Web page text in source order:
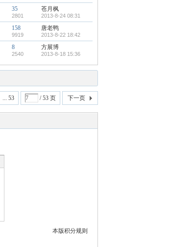
35
2801
苍月枫
2013-8-24 08:31
158
9919
唐老鸭
2013-8-22 18:42
8
2540
方展博
2013-8-18 15:36
... 53 / 53 页 下一页
本版积分规则